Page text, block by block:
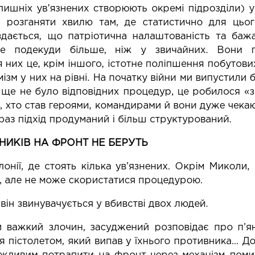
ув’язнених створюють окремі підрозділи)
розганяти хвилю там, де статистично для
що патріотична налаштованість та
подекуди більше, ніж у звичайних. Вони
них це, крім іншого, істотне поліпшення
у них на рівні. На початку війни ми випустили
не було відповідних процедур, це робилося «з
став героями, командирами й вони дуже
підхід продуманий і більш структурований.
НА ФРОНТ НЕ БЕРУТЬ
де стоять кілька ув’язнених. Окрім
але не може скористатися процедурою.
звинувачується у вбивстві двох людей.
важкий злочин, засуджений розповідає про
пістолетом, який випав у їхнього противника…